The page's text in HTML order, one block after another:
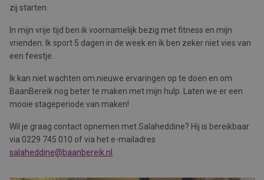
zij starten.
In mijn vrije tijd ben ik voornamelijk bezig met fitness en mijn
vrienden. Ik sport 5 dagen in de week en ik ben zeker niet vies van
een feestje.
Ik kan niet wachten om nieuwe ervaringen op te doen en om
BaanBereik nog beter te maken met mijn hulp. Laten we er een
mooie stageperiode van maken!
Wil je graag contact opnemen met Salaheddine? Hij is bereikbaar
via 0229 745 010 of via het e-mailadres
salaheddine@baanbereik.nl